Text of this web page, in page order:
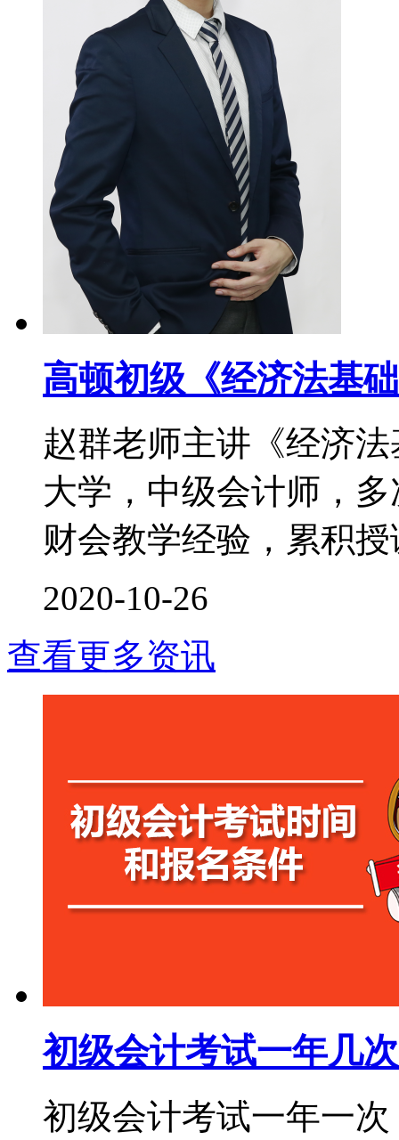
高顿初级《经济法基
赵群老师主讲《经济
大学，中级会计师，
财会教学经验，累积
2020-10-26
查看更多资讯
初级会计考试一年几
初级会计考试一年一